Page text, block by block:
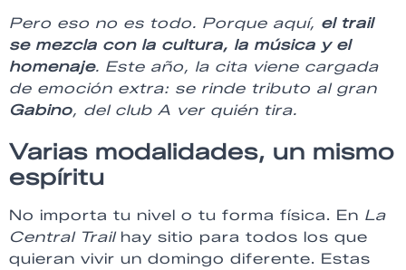
Pero eso no es todo. Porque aquí, el trail
se mezcla con la cultura, la música y el
homenaje. Este año, la cita viene cargada
de emoción extra: se rinde tributo al gran
Gabino, del club A ver quién tira.
Varias modalidades, un mismo
espíritu
No importa tu nivel o tu forma física. En La
Central Trailhay sitio para todos los que
quieran vivir un domingo diferente. Estas